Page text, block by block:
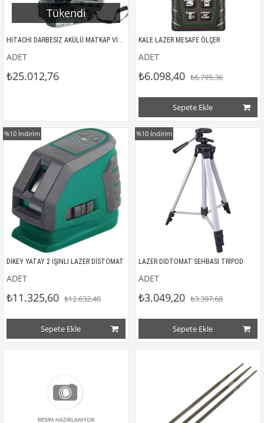
Tükendi
HITACHI DARBESİZ AKÜLÜ MATKAP VİDALAMA 14,4V-1,5AH
ADET
₺25.012,76
KALE LAZER MESAFE ÖLÇER
ADET
₺6.098,40 ₺6.795,36
Sepete Ekle
DİKEY YATAY 2 IŞINLI LAZER DİSTOMAT
ADET
₺11.325,60 ₺12.632,40
Sepete Ekle
%10 İndirim
LAZER DİDTOMAT SEHBASI TRİPOD
ADET
₺3.049,20 ₺3.397,68
Sepete Ekle
%10 İndirim